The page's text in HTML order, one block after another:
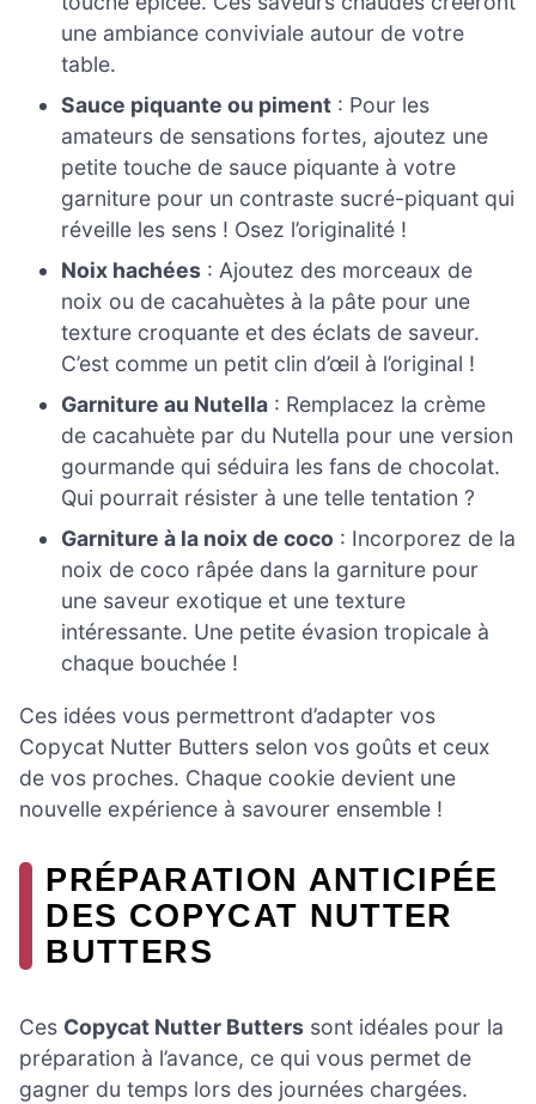
une ambiance conviviale autour de votre
table.
Sauce piquante ou piment : Pour les
amateurs de sensations fortes, ajoutez une
petite touche de sauce piquante à votre
garniture pour un contraste sucré-piquant qui
réveille les sens ! Osez l’originalité !
Noix hachées : Ajoutez des morceaux de
noix ou de cacahuètes à la pâte pour une
texture croquante et des éclats de saveur.
C’est comme un petit clin d’œil à l’original !
Garniture au Nutella : Remplacez la crème
de cacahuète par du Nutella pour une version
gourmande qui séduira les fans de chocolat.
Qui pourrait résister à une telle tentation ?
Garniture à la noix de coco : Incorporez de la
noix de coco râpée dans la garniture pour
une saveur exotique et une texture
intéressante. Une petite évasion tropicale à
chaque bouchée !
Ces idées vous permettront d’adapter vos
Copycat Nutter Butters selon vos goûts et ceux
de vos proches. Chaque cookie devient une
nouvelle expérience à savourer ensemble !
PRÉPARATION ANTICIPÉE
DES COPYCAT NUTTER
BUTTERS
Ces Copycat Nutter Butters sont idéales pour la
préparation à l’avance, ce qui vous permet de
gagner du temps lors des journées chargées.